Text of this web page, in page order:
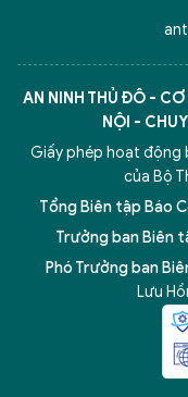
AN NINH THỦ ĐÔ -
NỘI -
Giấy phép hoạt động
của Bộ
Tổng Biên tập Báo
Trưởng ban Biên
Phó Trưởng ban
Lưu
5 điểm nghẽn của